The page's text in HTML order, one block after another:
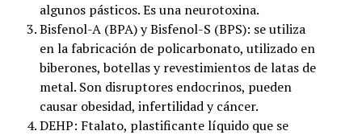
algunos pásticos. Es una neurotoxina.
Bisfenol-A (BPA) y Bisfenol-S (BPS): se utiliza
en la fabricación de policarbonato, utilizado en
biberones, botellas y revestimientos de latas de
metal. Son disruptores endocrinos, pueden
causar obesidad, infertilidad y cáncer.
DEHP: Ftalato, plastificante líquido que se